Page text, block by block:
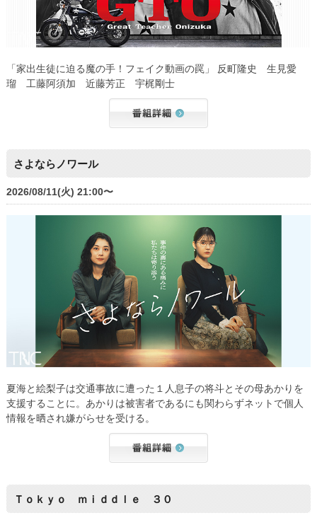
「家出生徒に迫る魔の手！フェイク動画の罠」 反町隆史 生見愛
瑠 工藤阿須加 近藤芳正 宇梶剛士
さよならノワール
2026/08/11(火) 21:00〜
夏海と絵梨子は交通事故に遭った１人息子の将斗とその母あかりを
支援することに。あかりは被害者であるにも関わらずネットで個人
情報を晒され嫌がらせを受ける。
Ｔｏｋｙｏ ｍｉｄｄｌｅ ３０